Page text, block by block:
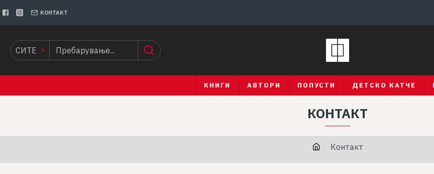
КОНТАКТ
СИТЕ
КНИГИ АВТОРИ ПОПУСТИ ДЕТСКО КАТЧЕ
Контакт
КОНТАКТ